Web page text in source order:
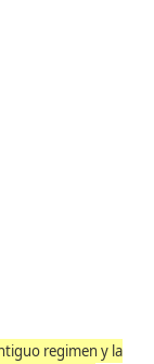
regimen y la